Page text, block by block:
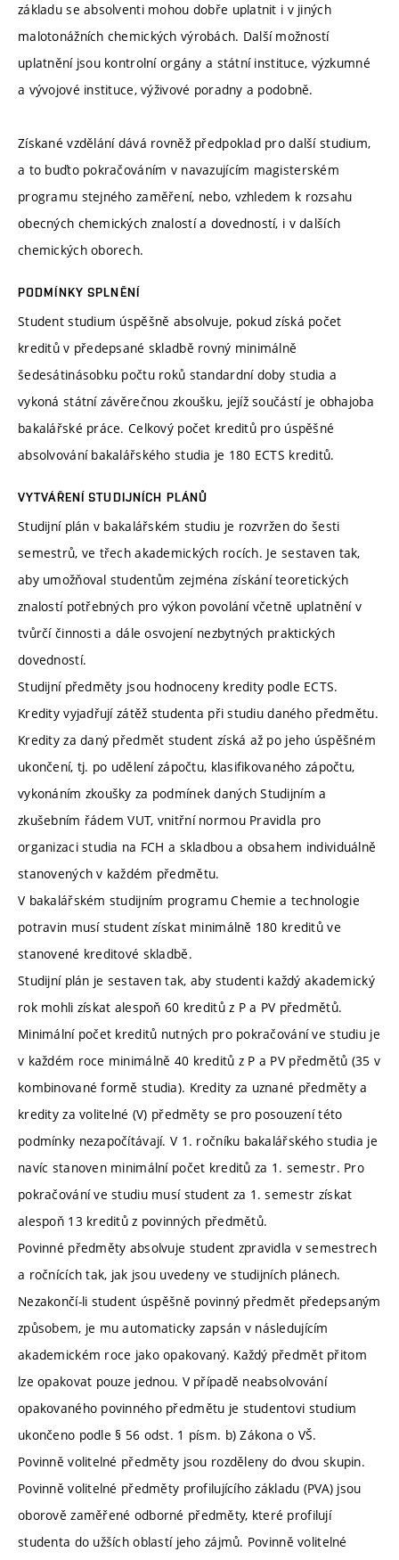
základu se absolventi mohou dobře uplatnit i v jiných
malotonážních chemických výrobách. Další možností
uplatnění jsou kontrolní orgány a státní instituce, výzkumné
a vývojové instituce, výživové poradny a podobně.
Získané vzdělání dává rovněž předpoklad pro další studium,
a to buďto pokračováním v navazujícím magisterském
programu stejného zaměření, nebo, vzhledem k rozsahu
obecných chemických znalostí a dovedností, i v dalších
chemických oborech.
PODMÍNKY SPLNĚNÍ
Student studium úspěšně absolvuje, pokud získá počet
kreditů v předepsané skladbě rovný minimálně
šedesátinásobku počtu roků standardní doby studia a
vykoná státní závěrečnou zkoušku, jejíž součástí je obhajoba
bakalářské práce. Celkový počet kreditů pro úspěšné
absolvování bakalářského studia je 180 ECTS kreditů.
VYTVÁŘENÍ STUDIJNÍCH PLÁNŮ
Studijní plán v bakalářském studiu je rozvržen do šesti
semestrů, ve třech akademických rocích. Je sestaven tak,
aby umožňoval studentům zejména získání teoretických
znalostí potřebných pro výkon povolání včetně uplatnění v
tvůrčí činnosti a dále osvojení nezbytných praktických
dovedností.
Studijní předměty jsou hodnoceny kredity podle ECTS.
Kredity vyjadřují zátěž studenta při studiu daného předmětu.
Kredity za daný předmět student získá až po jeho úspěšném
ukončení, tj. po udělení zápočtu, klasifikovaného zápočtu,
vykonáním zkoušky za podmínek daných Studijním a
zkušebním řádem VUT, vnitřní normou Pravidla pro
organizaci studia na FCH a skladbou a obsahem individuálně
stanovených v každém předmětu.
V bakalářském studijním programu Chemie a technologie
potravin musí student získat minimálně 180 kreditů ve
stanovené kreditové skladbě.
Studijní plán je sestaven tak, aby studenti každý akademický
rok mohli získat alespoň 60 kreditů z P a PV předmětů.
Minimální počet kreditů nutných pro pokračování ve studiu je
v každém roce minimálně 40 kreditů z P a PV předmětů (35 v
kombinované formě studia). Kredity za uznané předměty a
kredity za volitelné (V) předměty se pro posouzení této
podmínky nezapočítávají. V 1. ročníku bakalářského studia je
navíc stanoven minimální počet kreditů za 1. semestr. Pro
pokračování ve studiu musí student za 1. semestr získat
alespoň 13 kreditů z povinných předmětů.
Povinné předměty absolvuje student zpravidla v semestrech
a ročnících tak, jak jsou uvedeny ve studijních plánech.
Nezakončí-li student úspěšně povinný předmět předepsaným
způsobem, je mu automaticky zapsán v následujícím
akademickém roce jako opakovaný. Každý předmět přitom
lze opakovat pouze jednou. V případě neabsolvování
opakovaného povinného předmětu je studentovi studium
ukončeno podle § 56 odst. 1 písm. b) Zákona o VŠ.
Povinně volitelné předměty jsou rozděleny do dvou skupin.
Povinně volitelné předměty profilujícího základu (PVA) jsou
oborově zaměřené odborné předměty, které profilují
studenta do užších oblastí jeho zájmů. Povinně volitelné